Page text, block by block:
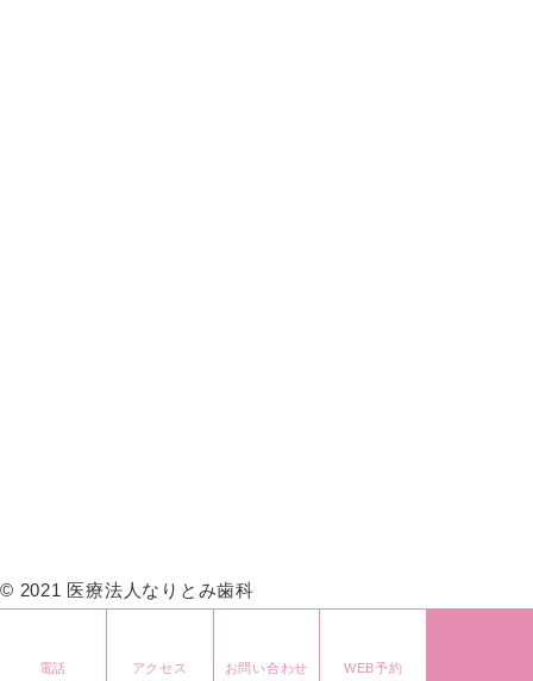
© 2021 医療法人なりとみ歯科
電話 アクセス お問い合わせ WEB予約